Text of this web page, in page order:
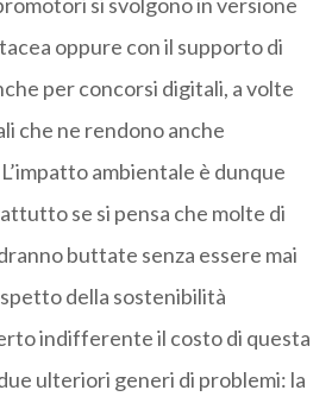
si svolgono in versione
oppure con il supporto di
per concorsi digitali, a volte
che ne rendono anche
ambientale è dunque
se si pensa che molte di
buttate senza essere mai
della sostenibilità
indifferente il costo di questa
ulteriori generi di problemi: la